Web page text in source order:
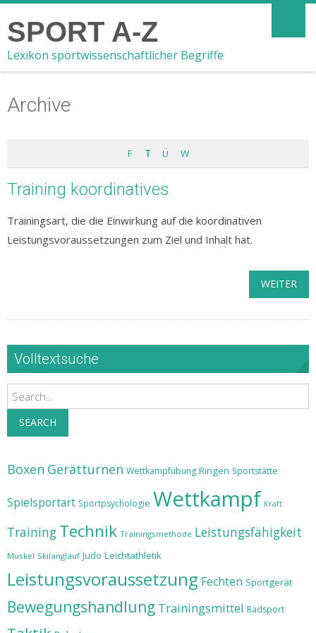
SPORT A-Z
Lexikon sportwissenschaftlicher Begriffe
Archive
F T Ü W
Training koordinatives
Trainingsart, die die Einwirkung auf die koordinativen
Leistungsvoraussetzungen zum Ziel und Inhalt hat.
WEITER
Volltextsuche
Search
SEARCH
Boxen Gerätturnen Wettkampfübung Ringen Sportstätte
Spielsportart Sportpsychologie Wettkampf Kraft
Training Technik Trainingsmethode Leistungsfähigkeit
Muskel Skilanglauf Judo Leichtathletik
Leistungsvoraussetzung Fechten Sportgerät
Bewegungshandlung Trainingsmittel Radsport